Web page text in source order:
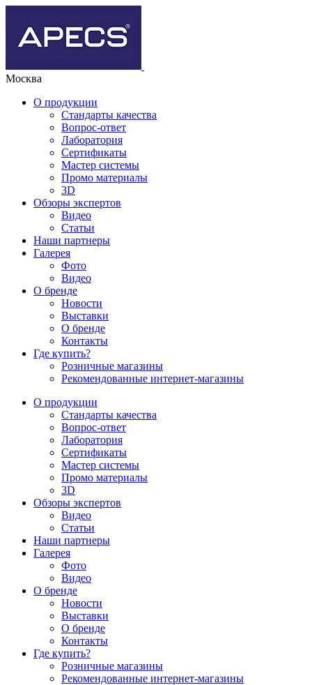
Москва
О продукции
Стандарты качества
Вопрос-ответ
Лаборатория
Сертификаты
Мастер системы
Промо материалы
3D
Обзоры экспертов
Видео
Статьи
Наши партнеры
Галерея
Фото
Видео
О бренде
Новости
Выставки
О бренде
Контакты
Где купить?
Розничные магазины
Рекомендованные интернет-магазины
О продукции
Стандарты качества
Вопрос-ответ
Лаборатория
Сертификаты
Мастер системы
Промо материалы
3D
Обзоры экспертов
Видео
Статьи
Наши партнеры
Галерея
Фото
Видео
О бренде
Новости
Выставки
О бренде
Контакты
Где купить?
Розничные магазины
Рекомендованные интернет-магазины